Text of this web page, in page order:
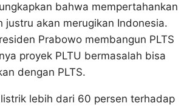
bahwa mempertahankan
justru akan merugikan Indonesia.
Prabowo membangun PLTS
proyek PLTU bermasalah bisa
dengan PLTS.
lebih dari 60 persen terhadap